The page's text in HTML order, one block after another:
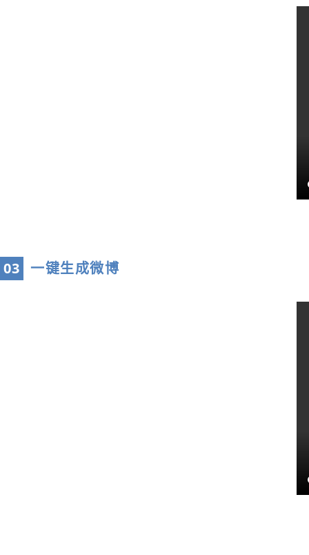
03 一键生成微博